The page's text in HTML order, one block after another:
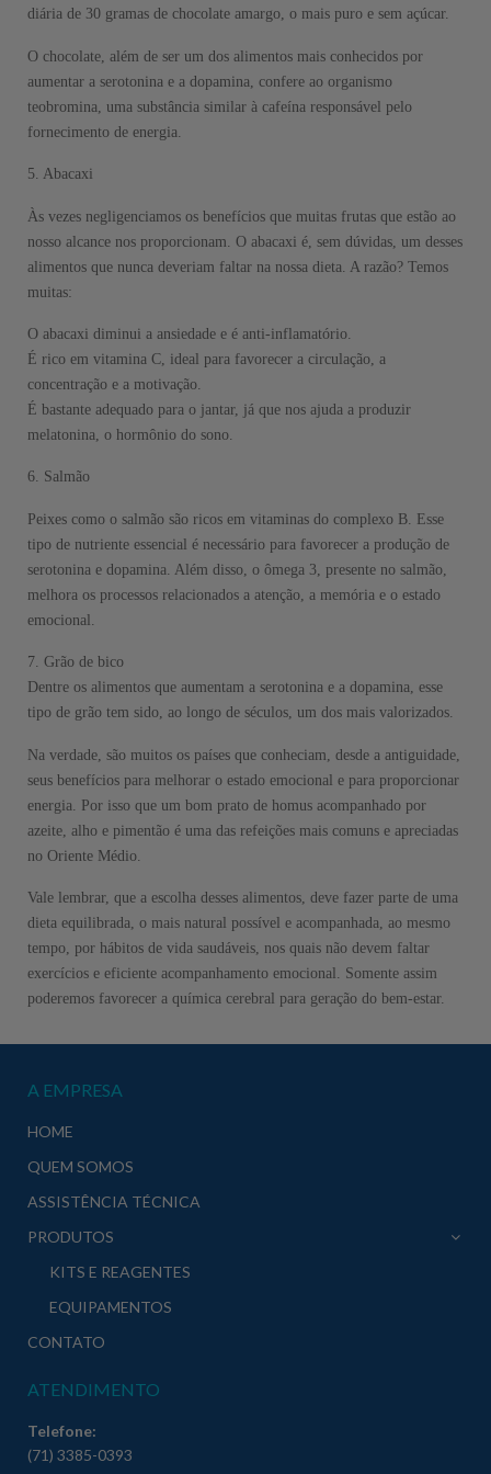
diária de 30 gramas de chocolate amargo, o mais puro e sem açúcar.
O chocolate, além de ser um dos alimentos mais conhecidos por
aumentar a serotonina e a dopamina, confere ao organismo
teobromina, uma substância similar à cafeína responsável pelo
fornecimento de energia.
5. Abacaxi
Às vezes negligenciamos os benefícios que muitas frutas que estão ao
nosso alcance nos proporcionam. O abacaxi é, sem dúvidas, um desses
alimentos que nunca deveriam faltar na nossa dieta. A razão? Temos
muitas:
O abacaxi diminui a ansiedade e é anti-inflamatório.
É rico em vitamina C, ideal para favorecer a circulação, a
concentração e a motivação.
É bastante adequado para o jantar, já que nos ajuda a produzir
melatonina, o hormônio do sono.
6. Salmão
Peixes como o salmão são ricos em vitaminas do complexo B. Esse
tipo de nutriente essencial é necessário para favorecer a produção de
serotonina e dopamina. Além disso, o ômega 3, presente no salmão,
melhora os processos relacionados a atenção, a memória e o estado
emocional.
7. Grão de bico
Dentre os alimentos que aumentam a serotonina e a dopamina, esse
tipo de grão tem sido, ao longo de séculos, um dos mais valorizados.
Na verdade, são muitos os países que conheciam, desde a antiguidade,
seus benefícios para melhorar o estado emocional e para proporcionar
energia. Por isso que um bom prato de homus acompanhado por
azeite, alho e pimentão é uma das refeições mais comuns e apreciadas
no Oriente Médio.
Vale lembrar, que a escolha desses alimentos, deve fazer parte de uma
dieta equilibrada, o mais natural possível e acompanhada, ao mesmo
tempo, por hábitos de vida saudáveis, nos quais não devem faltar
exercícios e eficiente acompanhamento emocional. Somente assim
poderemos favorecer a química cerebral para geração do bem-estar.
A EMPRESA
HOME
QUEM SOMOS
ASSISTÊNCIA TÉCNICA
PRODUTOS
KITS E REAGENTES
EQUIPAMENTOS
CONTATO
ATENDIMENTO
Telefone:
(71) 3385-0393